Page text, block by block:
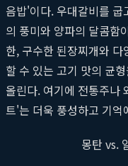
음밥'이다. 우대갈비를 굽
의 풍미와 양파의 달콤함
한, 구수한 된장찌개와
할 수 있는 고기 맛의 균
올린다. 여기에 전통주나
트'는 더욱 풍성하고 기
몽탄 vs.